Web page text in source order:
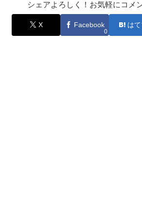
シェアよろしく！お気軽にコメ
X Facebook
0
は